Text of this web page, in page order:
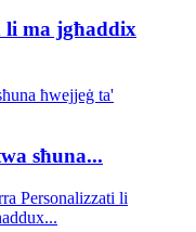
ma jgħaddix
sħuna...